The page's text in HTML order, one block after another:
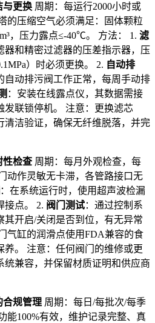
与更换 周期：每运行2000小时或
的压缩空气必须满足：固体颗粒
，压力露点≤-40℃。 方法： 1. 滤
器和精密过滤器的压差指示器，压
）时必须更换。 2. 自动排
自动排污阀工作正常，每周手动排
：安装在线露点仪，其数据需接
发联锁停机。 注意：更换滤芯
清洁验证，确保无纤维脱落，并完
性检查 周期：每月外观检查，每
动作灵敏无卡滞，各管路接口无
：在系统运行时，使用超声波检漏
接点。 2. 阀门测试：通过控制系
其开启/关闭是否到位，有无异常
气缸的润滑点使用FDA兼容的食
养。 注意：任何阀门的维修或更
统兼容，并保留材质证明和供应商
合规管理 周期：每日/每批次/每季
能100%有效，维护记录完整、真